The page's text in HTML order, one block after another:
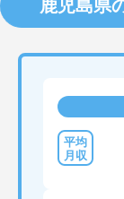
鹿児島県